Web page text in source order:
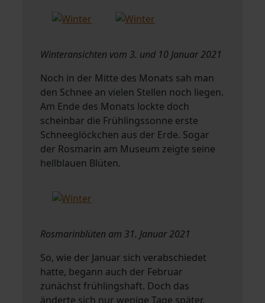
Winteransichten vom 3. und 10 Januar 2021
Noch in der Mitte des Monats sah man
den Schnee an vielen Stellen noch liegen.
Am Ende des Monats lockte doch
scheinbar die Frühlingssonne erste
Schneeglöckchen aus der Erde. Sogar
der Rosmarin am Museum zeigte seine
hellblauen Blüten.
Rosmarinblüten am 31. Januar 2021
So, wie der Januar sich verabschiedet
hatte, begann auch der Februar
zunächst frühlingshaft. Doch das
änderte sich nur wenige Tage später.